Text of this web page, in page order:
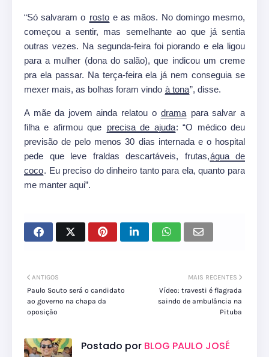
“Só salvaram o rosto e as mãos. No domingo mesmo,
começou a sentir, mas semelhante ao que já sentia
outras vezes. Na segunda-feira foi piorando e ela ligou
para a mulher (dona do salão), que indicou um creme
pra ela passar. Na terça-feira ela já nem conseguia se
mexer mais, as bolhas foram vindo à tona”, disse.
A mãe da jovem ainda relatou o drama para salvar a
filha e afirmou que precisa de ajuda: “O médico deu
previsão de pelo menos 30 dias internada e o hospital
pede que leve fraldas descartáveis, frutas,água de
coco. Eu preciso do dinheiro tanto para ela, quanto para
me manter aqui”.
MAIS RECENTES
Vídeo: travesti é flagrada
saindo de ambulância na
Pituba
ANTIGOS
Paulo Souto será o candidato
ao governo na chapa da
oposição
Postado por BLOG PAULO JOSÉ